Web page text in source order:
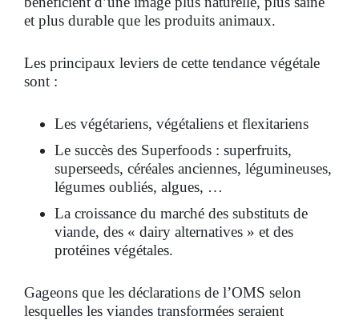
et plus durable que les produits animaux.
Les principaux leviers de cette tendance végétale
sont :
Les végétariens, végétaliens et flexitariens
Le succès des Superfoods : superfruits,
superseeds, céréales anciennes, légumineuses,
légumes oubliés, algues, …
La croissance du marché des substituts de
viande, des « dairy alternatives » et des
protéines végétales.
Gageons que les déclarations de l’OMS selon
lesquelles les viandes transformées seraient